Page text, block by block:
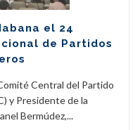
el 24
de Partidos
Central del Partido
y Presidente de la
Bermúdez,...